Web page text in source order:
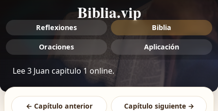
Biblia.vip
Reflexiones Biblia
Oraciones Aplicación
Lee 3 Juan capitulo 1 online.
← Capítulo anterior Capítulo siguiente →